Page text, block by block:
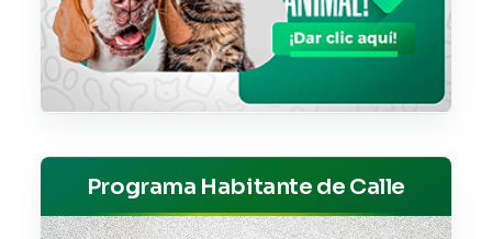
Programa Habitante de Calle